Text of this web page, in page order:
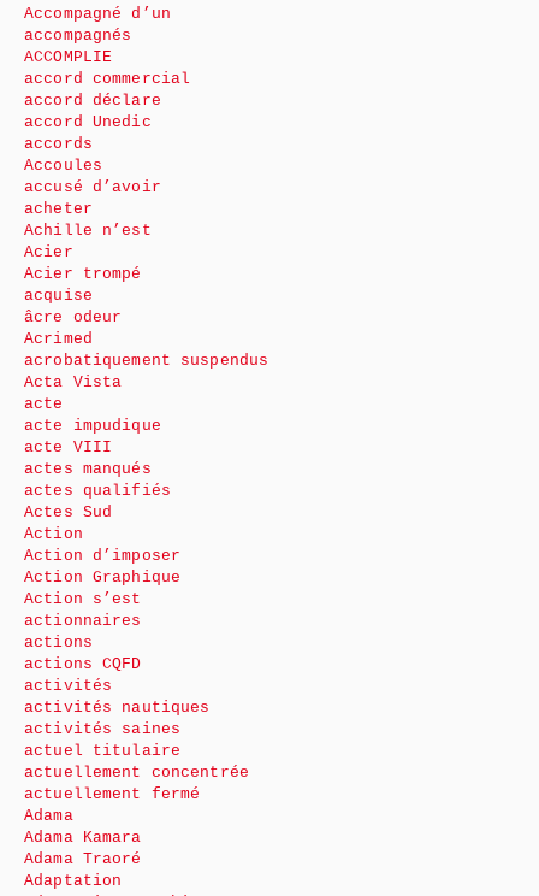
Accompagné d’un
accompagnés
ACCOMPLIE
accord commercial
accord déclare
accord Unedic
accords
Accoules
accusé d’avoir
acheter
Achille n’est
Acier
Acier trompé
acquise
âcre odeur
Acrimed
acrobatiquement suspendus
Acta Vista
acte
acte impudique
acte VIII
actes manqués
actes qualifiés
Actes Sud
Action
Action d’imposer
Action Graphique
Action s’est
actionnaires
actions
actions CQFD
activités
activités nautiques
activités saines
actuel titulaire
actuellement concentrée
actuellement fermé
Adama
Adama Kamara
Adama Traoré
Adaptation